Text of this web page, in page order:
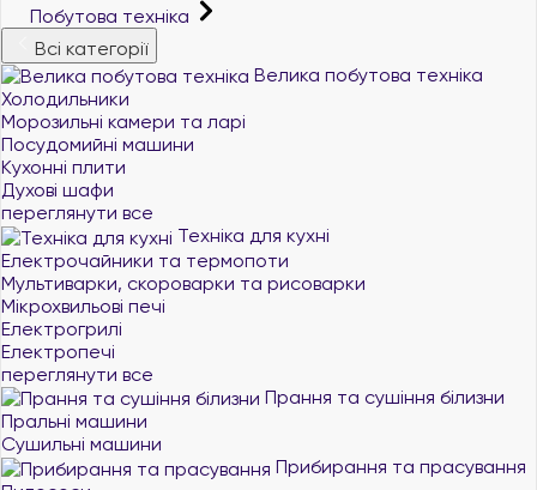
Побутова техніка
Всі категорії
Велика побутова техніка
Холодильники
Морозильні камери та ларі
Посудомийні машини
Кухонні плити
Духові шафи
переглянути все
Техніка для кухні
Електрочайники та термопоти
Мультиварки, скороварки та рисоварки
Мікрохвильові печі
Електрогрилі
Електропечі
переглянути все
Прання та сушіння білизни
Пральні машини
Сушильні машини
Прибирання та прасування